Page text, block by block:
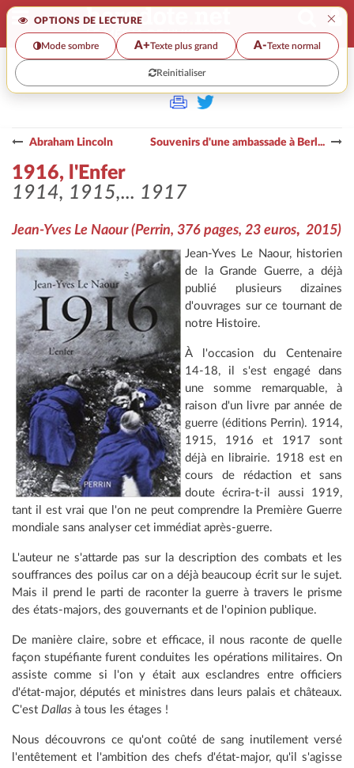
OPTIONS DE LECTURE ×
Mode sombre A+Texte plus grand A-Texte normal
Reinitialiser
>
Abraham Lincoln Souvenirs d'une ambassade à Berl...
1916, l'Enfer
1914, 1915,... 1917
Jean-Yves Le Naour (Perrin, 376 pages, 23 euros, 2015)
Jean-Yves Le Naour, historien
de la Grande Guerre, a déjà
publié plusieurs dizaines
d'ouvrages sur ce tournant de
notre Histoire.
À l'occasion du Centenaire
14-18, il s'est engagé dans
une somme remarquable, à
raison d'un livre par année de
guerre (éditions Perrin). 1914,
1915, 1916 et 1917 sont
déjà en librairie. 1918 est en
cours de rédaction et sans
doute écrira-t-il aussi 1919,
tant il est vrai que l'on ne peut comprendre la Première Guerre
mondiale sans analyser cet immédiat après-guerre.
L'auteur ne s'attarde pas sur la description des combats et les
souffrances des poilus car on a déjà beaucoup écrit sur le sujet.
Mais il prend le parti de raconter la guerre à travers le prisme
des états-majors, des gouvernants et de l'opinion publique.
De manière claire, sobre et efficace, il nous raconte de quelle
façon stupéfiante furent conduites les opérations militaires. On
assiste comme si l'on y était aux esclandres entre officiers
d'état-major, députés et ministres dans leurs palais et châteaux.
C'est Dallas à tous les étages !
Nous découvrons ce qu'ont coûté de sang inutilement versé
l'entêtement et l'ambition des chefs d'état-major, qu'il s'agisse